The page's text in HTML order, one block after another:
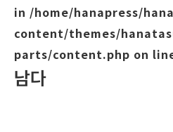
in /home/hanapress/
content/themes/
parts/content.php on
남다